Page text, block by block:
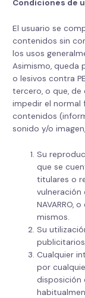
Condiciones de
El usuario se
contenidos sin
los usos
Asimismo, queda
o lesivos contra
tercero, o que, de
impedir el normal
contenidos
sonido y/o
Su
que se
titulares o
vulneración
NAVARRO,
mismos.
Su
Cualquier
por
disposición